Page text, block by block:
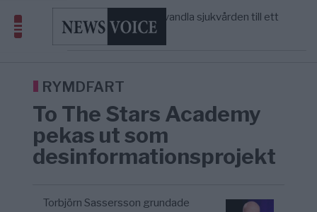
5/8
S och KD vill omvandla sjukvården till ett
geografiskt apartheidsystem
AFRIKA
Massiv anstormning till Ceuta – Misstankar
America” – Finally
RYMDFART
To The Stars Academy
pekas ut som
desinformationsprojekt
Torbjörn Sassersson grundade